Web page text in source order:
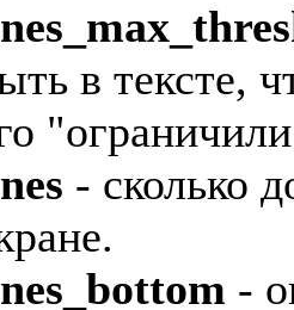
в тексте,
- сколько
-